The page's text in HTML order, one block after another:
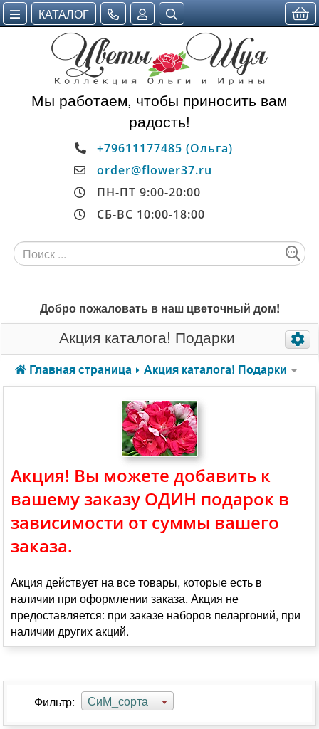
КАТАЛОГ
Мы работаем, чтобы приносить вам
радость!
+79611177485 (Ольга)
order@flower37.ru
ПН-ПТ 9:00-20:00
СБ-ВС 10:00-18:00
Добро пожаловать в наш цветочный дом!
Акция каталога! Подарки
Главная страница Акция каталога! Подарки
Акция! Вы можете добавить к
вашему заказу ОДИН подарок в
зависимости от суммы вашего
заказа.
Акция действует на все товары, которые есть в
наличии при оформлении заказа. Акция не
предоставляется: при заказе наборов пеларгоний, при
наличии других акций.
Фильтр: СиМ_сорта